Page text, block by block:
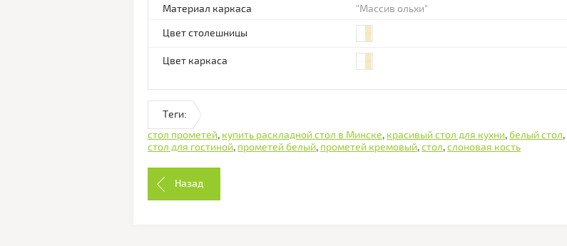
Материал каркаса
"Массив ольхи"
Цвет столешницы
Цвет каркаса
Теги:
стол прометей, купить раскладной стол в Минске, красивый стол для кухни, белый стол,
стол для гостиной, прометей белый, прометей кремовый,стол,слоновая кость
Назад